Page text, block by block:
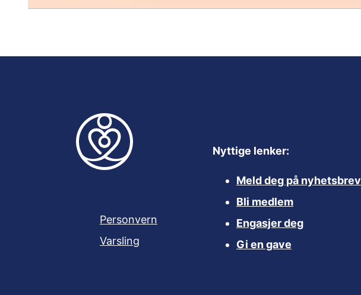
Personvern
Varsling
Nyttige lenker:
Meld deg på nyhetsbrev
Bli medlem
Engasjer deg
Gi en gave